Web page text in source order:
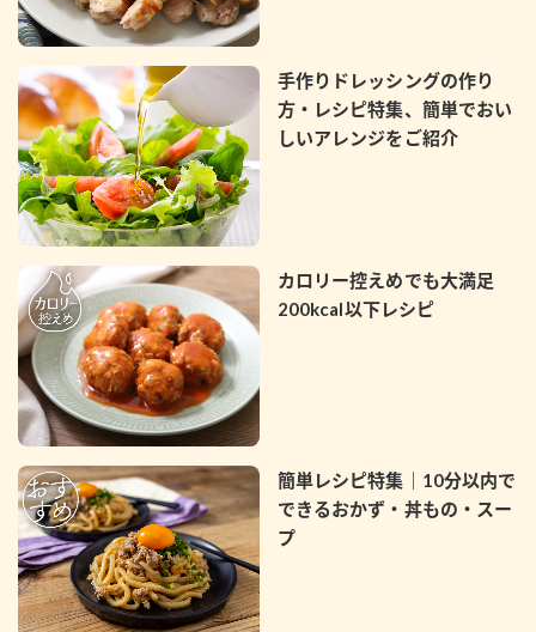
手作りドレッシングの作り
方・レシピ特集、簡単でおい
しいアレンジをご紹介
カロリー控えめでも大満足
200kcal以下レシピ
簡単レシピ特集｜10分以内で
できるおかず・丼もの・スー
プ